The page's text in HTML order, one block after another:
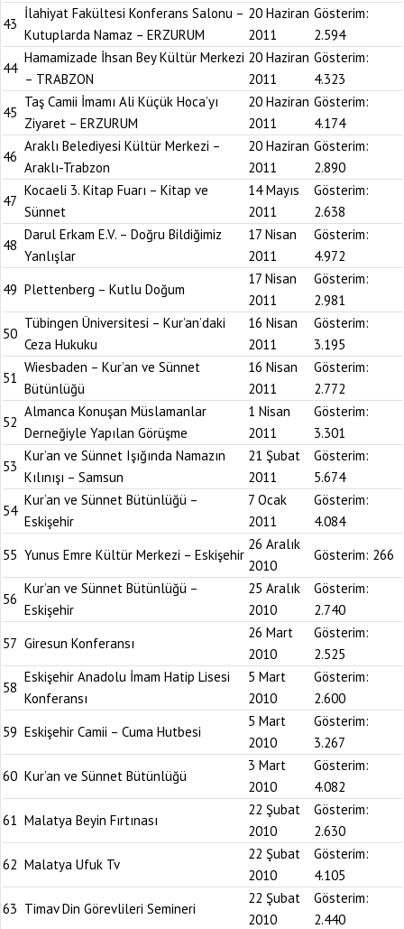
43
İlahiyat Fakültesi Konferans Salonu –
Kutuplarda Namaz – ERZURUM
20 Haziran
2011
Gösterim:
2.594
44
Hamamizade İhsan Bey Kültür Merkezi
– TRABZON
20 Haziran
2011
Gösterim:
4.323
45
Taş Camii İmamı Ali Küçük Hoca’yı
Ziyaret – ERZURUM
20 Haziran
2011
Gösterim:
4.174
46
Araklı Belediyesi Kültür Merkezi –
Araklı-Trabzon
20 Haziran
2011
Gösterim:
2.890
47
Kocaeli 3. Kitap Fuarı – Kitap ve
Sünnet
14 Mayıs
2011
Gösterim:
2.638
48
Darul Erkam E.V. – Doğru Bildiğimiz
Yanlışlar
17 Nisan
2011
Gösterim:
4.972
49 Plettenberg – Kutlu Doğum
17 Nisan
2011
Gösterim:
2.981
50
Tübingen Üniversitesi – Kur’an’daki
Ceza Hukuku
16 Nisan
2011
Gösterim:
3.195
51
Wiesbaden – Kur’an ve Sünnet
Bütünlüğü
16 Nisan
2011
Gösterim:
2.772
52
Almanca Konuşan Müslamanlar
Derneğiyle Yapılan Görüşme
1 Nisan
2011
Gösterim:
3.301
53
Kur’an ve Sünnet Işığında Namazın
Kılınışı – Samsun
21 Şubat
2011
Gösterim:
5.674
54
Kur’an ve Sünnet Bütünlüğü –
Eskişehir
7 Ocak
2011
Gösterim:
4.084
55 Yunus Emre Kültür Merkezi – Eskişehir
26 Aralık
2010
Gösterim: 266
56
Kur’an ve Sünnet Bütünlüğü –
Eskişehir
25 Aralık
2010
Gösterim:
2.740
57 Giresun Konferansı
26 Mart
2010
Gösterim:
2.525
58
Eskişehir Anadolu İmam Hatip Lisesi
Konferansı
5 Mart
2010
Gösterim:
2.600
59 Eskişehir Camii – Cuma Hutbesi
5 Mart
2010
Gösterim:
3.267
60 Kur’an ve Sünnet Bütünlüğü
3 Mart
2010
Gösterim:
4.082
61 Malatya Beyin Fırtınası
22 Şubat
2010
Gösterim:
2.630
62 Malatya Ufuk Tv
22 Şubat
2010
Gösterim:
4.105
63 Timav Din Görevlileri Semineri
22 Şubat
2010
Gösterim:
2.440